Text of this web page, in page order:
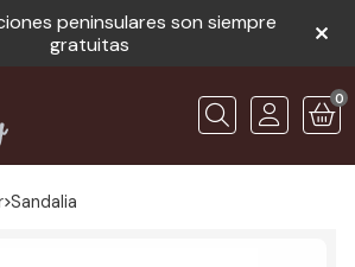
peninsulares son siempre
gratuitas
Buscar
0
sandalia